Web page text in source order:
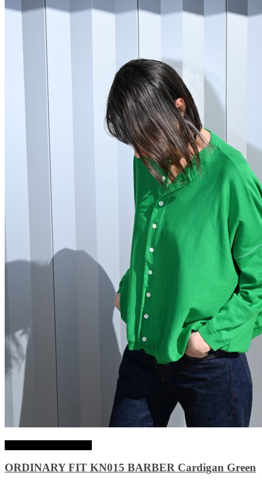
ORDINARY FIT KN015 BARBER Cardigan Green